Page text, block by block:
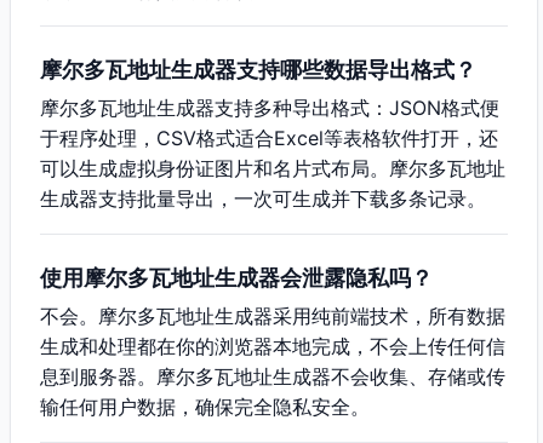
摩尔多瓦地址生成器支持哪些数据导出格式？
摩尔多瓦地址生成器支持多种导出格式：JSON格式便
于程序处理，CSV格式适合Excel等表格软件打开，还
可以生成虚拟身份证图片和名片式布局。摩尔多瓦地址
生成器支持批量导出，一次可生成并下载多条记录。
使用摩尔多瓦地址生成器会泄露隐私吗？
不会。摩尔多瓦地址生成器采用纯前端技术，所有数据
生成和处理都在你的浏览器本地完成，不会上传任何信
息到服务器。摩尔多瓦地址生成器不会收集、存储或传
输任何用户数据，确保完全隐私安全。